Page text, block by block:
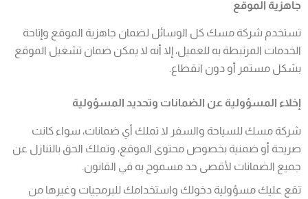
جاهزية الموقع
تستخدم شركة مسك كل الوسائل لضمان جاهزية الموقع وإتاحة
الخدمات المرتبطة به للعميل، إلا أنه لا يمكن ضمان تشغيل الموقع
بشكل مستمر أو دون انقطاع.
إخلاء المسؤولية عن الضمانات وتحديد المسؤولية
شركة مسك للسياحة والسفر لا تملك أي ضمانات، سواء كانت
صريحة أو ضمنية بخصوص محتوى الموقع، وتملك الحق بالتنازل عن
جميع الضمانات لأقصى حد مسموح به في القانون.
تقع عليك مسؤولية دخولك واستخدامك للبرمجيات وغيرها من